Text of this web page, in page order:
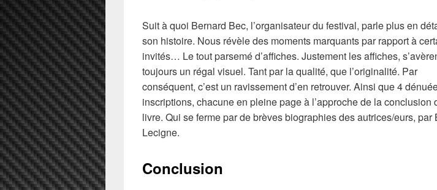
Suit à quoi Bernard Bec, l’organisateur du festival, parle plus en
son histoire. Nous révèle des moments marquants par rapport à
invités… Le tout parsemé d’affiches. Justement les affiches,
toujours un régal visuel. Tant par la qualité, que l’originalité. Par
conséquent, c’est un ravissement d’en retrouver. Ainsi que 4
inscriptions, chacune en pleine page à l’approche de la conclusion
livre. Qui se ferme par de brèves biographies des autrices/eurs, par
Lecigne.
Conclusion